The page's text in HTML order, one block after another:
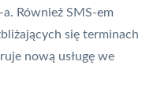
Również SMS-em
się terminach
nową usługę we